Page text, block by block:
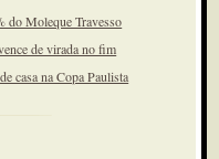
do Moleque Travesso
de virada no fim
casa na Copa Paulista